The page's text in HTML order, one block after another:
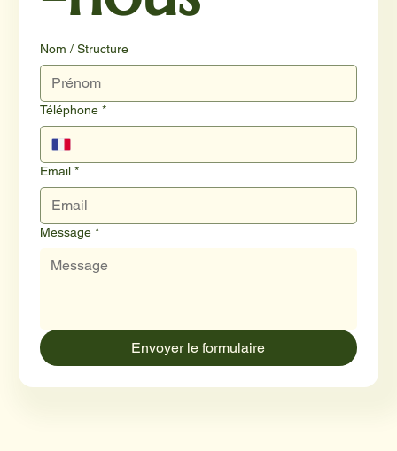
Nom / Structure
Téléphone *
Email *
Message *
Envoyer le formulaire